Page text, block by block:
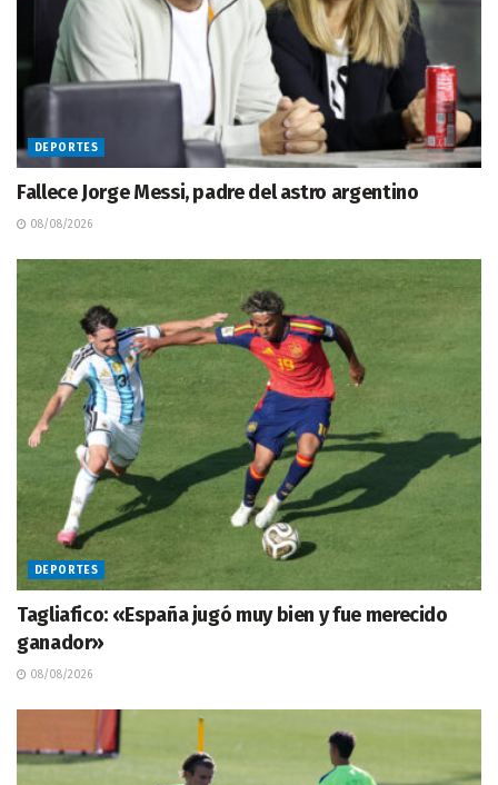
DEPORTES
Fallece Jorge Messi, padre del astro argentino
08/08/2026
DEPORTES
Tagliafico: «España jugó muy bien y fue merecido
ganador»
08/08/2026